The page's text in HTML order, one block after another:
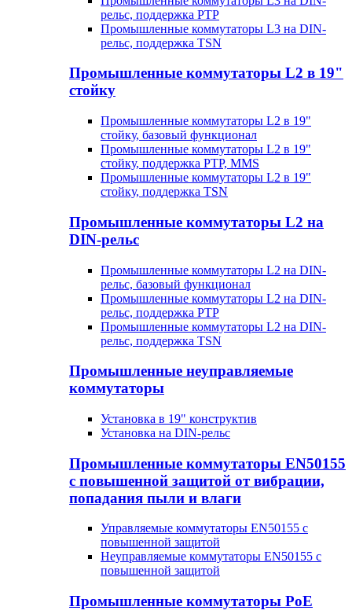
рельс, поддержка PTP
Промышленные коммутаторы L3 на DIN-
рельс, поддержка TSN
Промышленные коммутаторы L2 в 19"
стойку
Промышленные коммутаторы L2 в 19"
стойку, базовый функционал
Промышленные коммутаторы L2 в 19"
стойку, поддержка PTP, MMS
Промышленные коммутаторы L2 в 19"
стойку, поддержка TSN
Промышленные коммутаторы L2 на
DIN-рельс
Промышленные коммутаторы L2 на DIN-
рельс, базовый функционал
Промышленные коммутаторы L2 на DIN-
рельс, поддержка PTP
Промышленные коммутаторы L2 на DIN-
рельс, поддержка TSN
Промышленные неуправляемые
коммутаторы
Установка в 19" конструктив
Установка на DIN-рельс
Промышленные коммутаторы EN50155
с повышенной защитой от вибрации,
попадания пыли и влаги
Управляемые коммутаторы EN50155 с
повышенной защитой
Неуправляемые коммутаторы EN50155 с
повышенной защитой
Промышленные коммутаторы PoE